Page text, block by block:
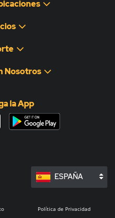
Nosotros
la App
ESPAÑA
Política de Privacidad